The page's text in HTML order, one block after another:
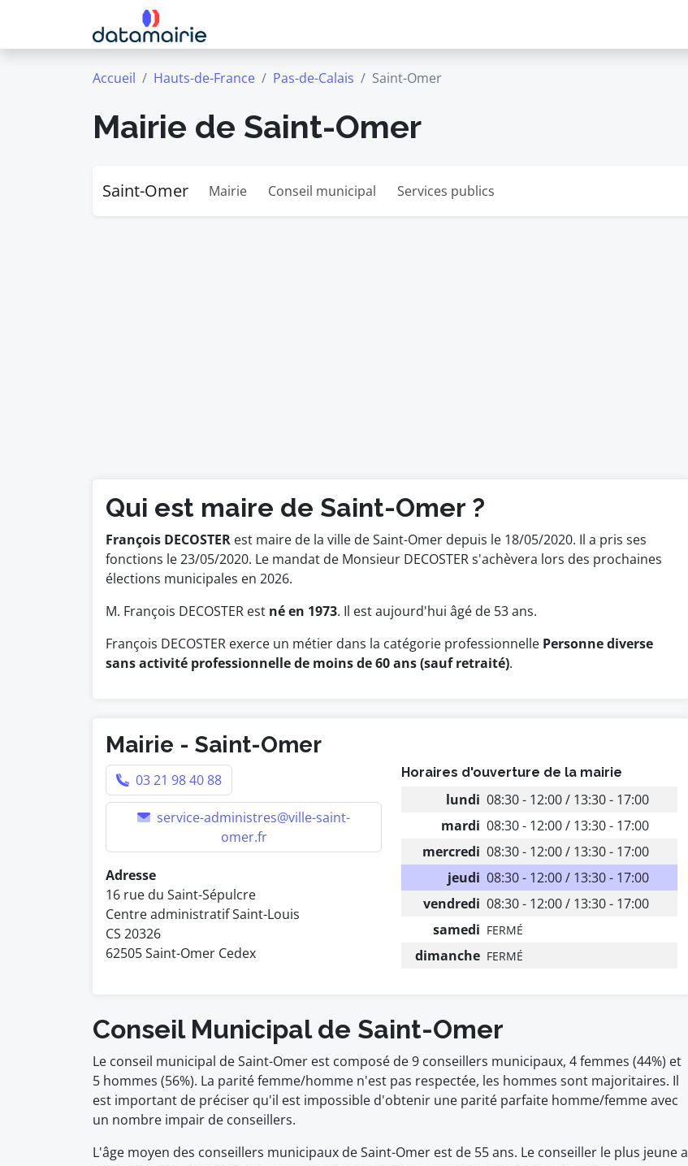
Accueil Hauts-de-France Pas-de-Calais Saint-Omer
Mairie de Saint-Omer
Saint-Omer Mairie Conseil municipal Services publics
Qui est maire de Saint-Omer ?
François DECOSTER est maire de la ville de Saint-Omer depuis le 18/05/2020. Il a pris ses
fonctions le 23/05/2020. Le mandat de Monsieur DECOSTER s'achèvera lors des prochaines
élections municipales en 2026.
M. François DECOSTER est né en 1973. Il est aujourd'hui âgé de 53 ans.
François DECOSTER exerce un métier dans la catégorie professionnelle Personne diverse
sans activité professionnelle de moins de 60 ans (sauf retraité).
Mairie - Saint-Omer
03 21 98 40 88
service-administres@ville-saint-
omer.fr
Adresse
16 rue du Saint-Sépulcre
Centre administratif Saint-Louis
CS 20326
62505 Saint-Omer Cedex
Horaires d'ouverture de la mairie
lundi 08:30 - 12:00 / 13:30 - 17:00
mardi 08:30 - 12:00 / 13:30 - 17:00
mercredi 08:30 - 12:00 / 13:30 - 17:00
jeudi 08:30 - 12:00 / 13:30 - 17:00
vendredi 08:30 - 12:00 / 13:30 - 17:00
samedi FERMÉ
dimanche FERMÉ
Conseil Municipal de Saint-Omer
Le conseil municipal de Saint-Omer est composé de 9 conseillers municipaux, 4 femmes (44%) et
5 hommes (56%). La parité femme/homme n'est pas respectée, les hommes sont majoritaires. Il
est important de préciser qu'il est impossible d'obtenir une parité parfaite homme/femme avec
un nombre impair de conseillers.
L'âge moyen des conseillers municipaux de Saint-Omer est de 55 ans. Le conseiller le plus jeune a